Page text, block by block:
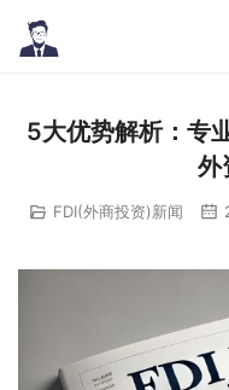
5大优势解析：专
外
FDI(外商投资)新闻